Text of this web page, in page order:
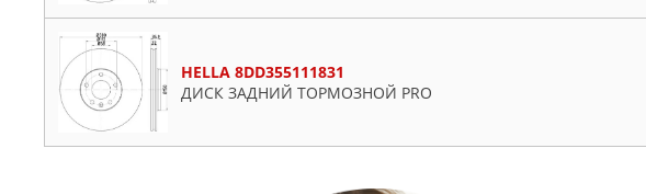
HELLA 8DD355111831
ДИСК ЗАДНИЙ ТОРМОЗНОЙ PRO